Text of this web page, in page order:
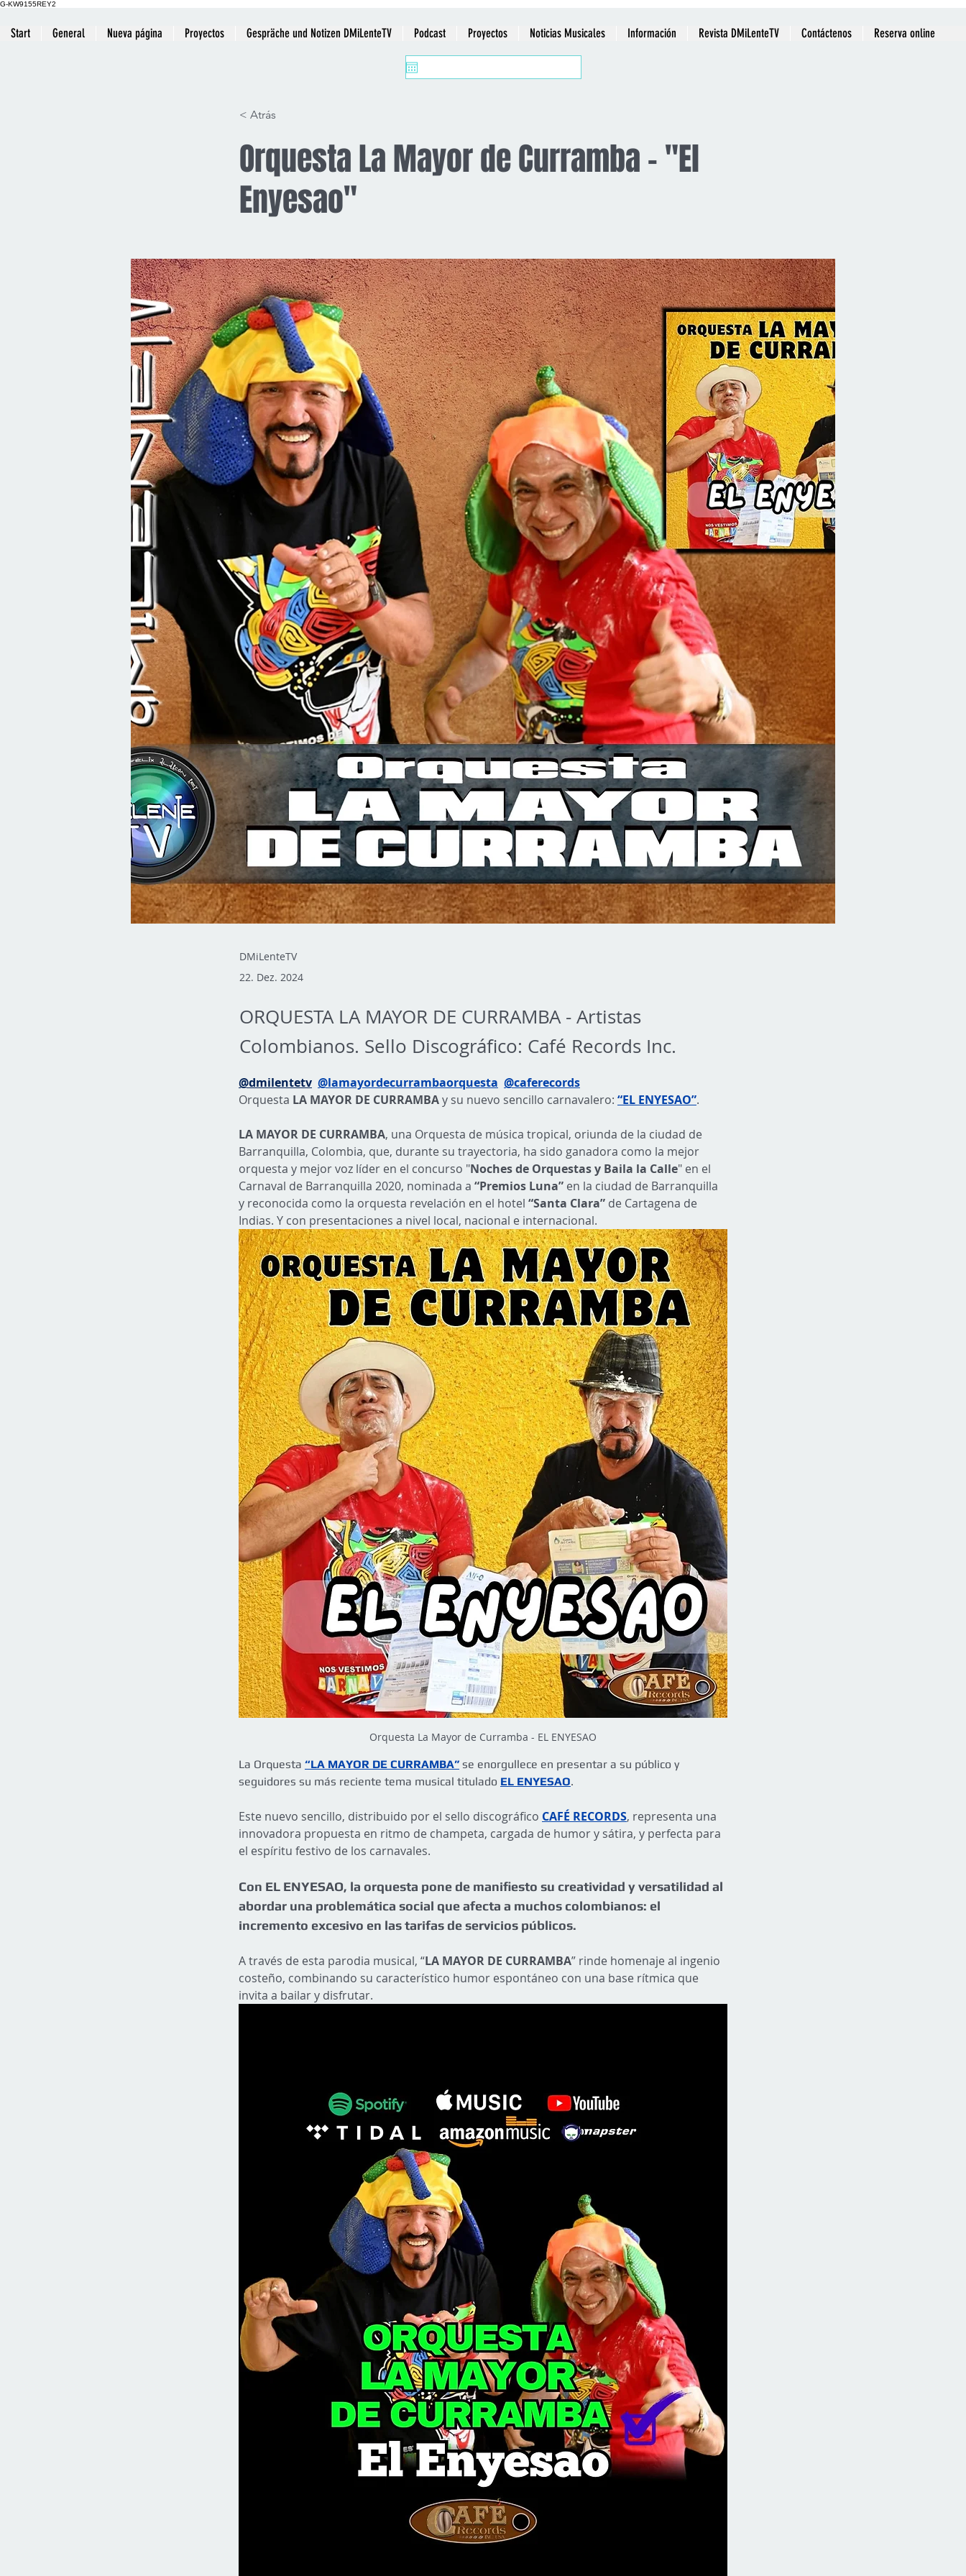
G-KW9155REY2
Start General Nueva página Proyectos Gespräche und Notizen DMiLenteTV Podcast Proyectos Noticias Musicales Información Revista DMiLenteTV Contáctenos Reserva online
< Atrás
Orquesta La Mayor de Curramba - "El
Enyesao"
DMiLenteTV
22. Dez. 2024
ORQUESTA LA MAYOR DE CURRAMBA - Artistas
Colombianos. Sello Discográfico: Café Records Inc.
@dmilentetv @lamayordecurrambaorquesta @caferecords
Orquesta LA MAYOR DE CURRAMBA y su nuevo sencillo carnavalero: “EL ENYESAO”.
LA MAYOR DE CURRAMBA, una Orquesta de música tropical, oriunda de la ciudad de
Barranquilla, Colombia, que, durante su trayectoria, ha sido ganadora como la mejor
orquesta y mejor voz líder en el concurso "Noches de Orquestas y Baila la Calle" en el
Carnaval de Barranquilla 2020, nominada a “Premios Luna” en la ciudad de Barranquilla
y reconocida como la orquesta revelación en el hotel “Santa Clara” de Cartagena de
Indias. Y con presentaciones a nivel local, nacional e internacional.
Orquesta La Mayor de Curramba - EL ENYESAO
La Orquesta “LA MAYOR DE CURRAMBA” se enorgullece en presentar a su público y
seguidores su más reciente tema musical titulado EL ENYESAO.
Este nuevo sencillo, distribuido por el sello discográfico CAFÉ RECORDS, representa una
innovadora propuesta en ritmo de champeta, cargada de humor y sátira, y perfecta para
el espíritu festivo de los carnavales.
Con EL ENYESAO, la orquesta pone de manifiesto su creatividad y versatilidad al
abordar una problemática social que afecta a muchos colombianos: el
incremento excesivo en las tarifas de servicios públicos.
A través de esta parodia musical, “LA MAYOR DE CURRAMBA” rinde homenaje al ingenio
costeño, combinando su característico humor espontáneo con una base rítmica que
invita a bailar y disfrutar.